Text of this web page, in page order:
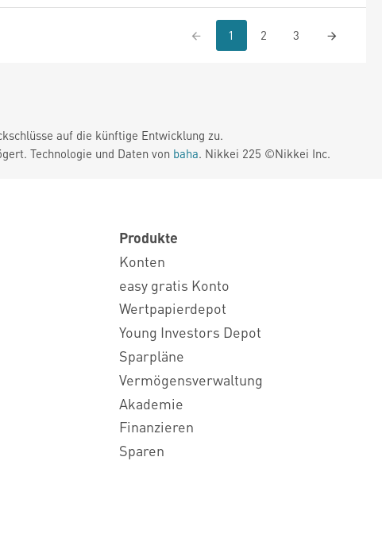
1 2 3
auf die künftige Entwicklung zu.
Technologie und Daten von baha. Nikkei 225 ©Nikkei Inc.
Produkte
Konten
easy gratis Konto
Wertpapierdepot
Young Investors Depot
Sparpläne
Vermögensverwaltung
Akademie
Finanzieren
Sparen